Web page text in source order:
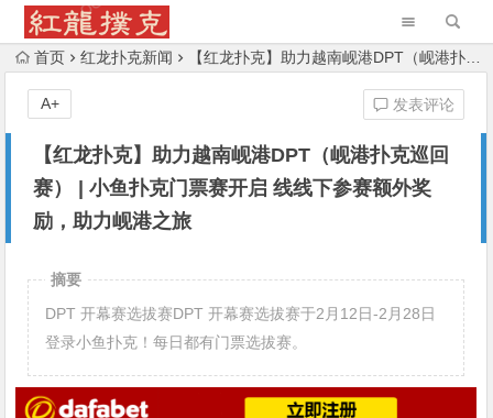
首页 红龙扑克新闻 【红龙扑克】助力越南岘港DPT（岘港扑克巡回赛） | 小鱼扑克门票赛开启 线线下参赛额外奖励，助力岘港之旅
【红龙扑克】助力越南岘港DPT（岘港扑克巡回
赛） | 小鱼扑克门票赛开启 线线下参赛额外奖
励，助力岘港之旅
发表评论
A+
摘要
DPT 开幕赛选拔赛DPT 开幕赛选拔赛于2月12日-2月28日
登录小鱼扑克！每日都有门票选拔赛。